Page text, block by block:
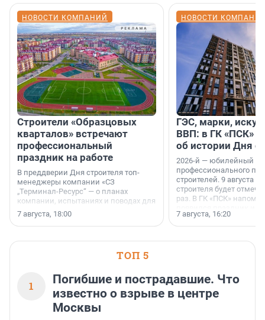
НОВОСТИ КОМПАНИЙ
Строители «Образцовых
кварталов» встречают
профессиональный
праздник на работе
В преддверии Дня строителя топ-
менеджеры компании «СЗ
„Терминал-Ресурс“ — о планах
компании, испытаниях и поводах для
осторожного оптимизма.
7 августа, 18:00
НОВОСТИ
ГЭС, марки,
ВВП: в ГК «ПСК»
об истории Дня
2026-й — юбилейный
профессионального
строителей. 9 августа
строителя будет
раз. В ГК «ПСК»
поменялась роль
7 августа, 16:20
ТОП 5
1
Погибшие и пострадавшие. Что
известно о взрыве в центре
Москвы